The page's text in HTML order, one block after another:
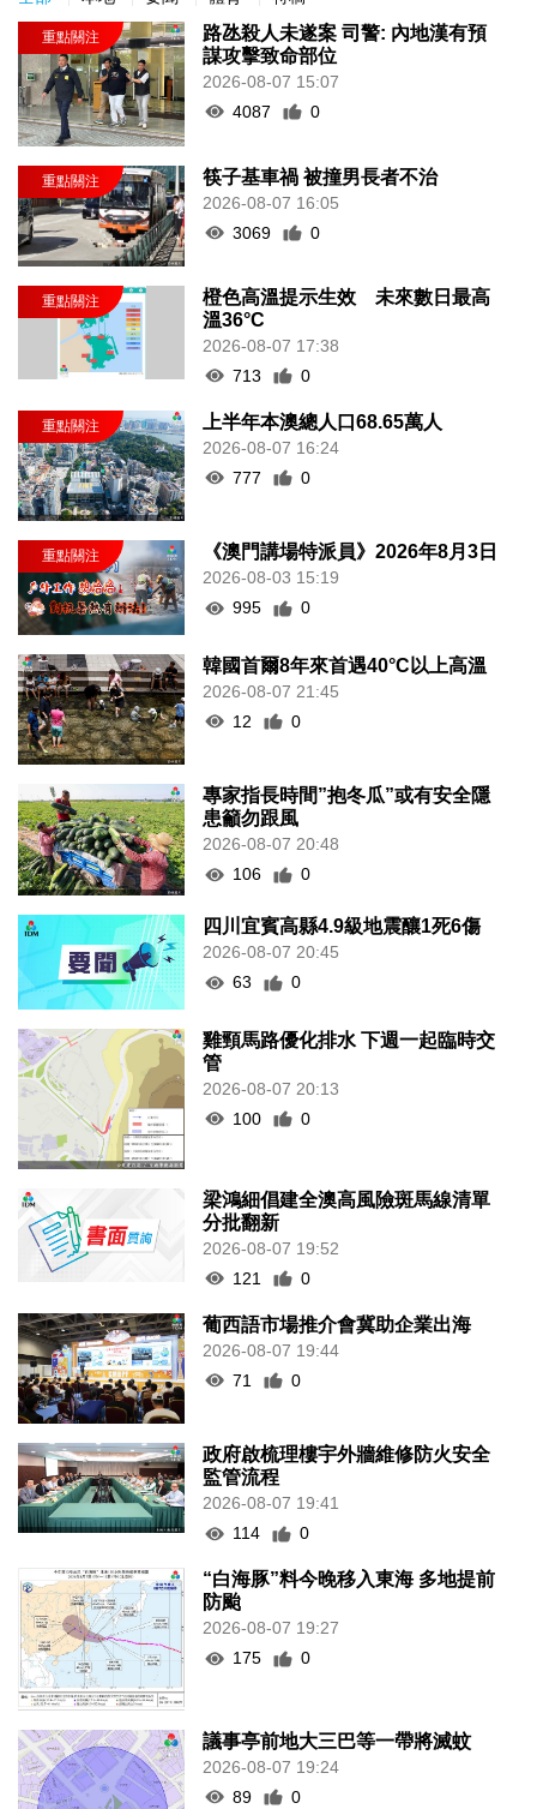
路氹殺人未遂案 司警: 內地漢有預
謀攻擊致命部位
2026-08-07 15:07
4087
0
筷子基車禍 被撞男長者不治
2026-08-07 16:05
3069
0
橙色高溫提示生效 未來數日最高
溫36°C
2026-08-07 17:38
713
0
上半年本澳總人口68.65萬人
2026-08-07 16:24
777
0
《澳門講場特派員》2026年8月3日
2026-08-03 15:19
995
0
韓國首爾8年來首遇40°C以上高溫
2026-08-07 21:45
12
0
專家指長時間”抱冬瓜”或有安全隱
患籲勿跟風
2026-08-07 20:48
106
0
四川宜賓高縣4.9級地震釀1死6傷
2026-08-07 20:45
63
0
雞頸馬路優化排水 下週一起臨時交
管
2026-08-07 20:13
100
0
梁鴻細倡建全澳高風險斑馬線清單
分批翻新
2026-08-07 19:52
121
0
葡西語市場推介會冀助企業出海
2026-08-07 19:44
71
0
政府啟梳理樓宇外牆維修防火安全
監管流程
2026-08-07 19:41
114
0
“白海豚”料今晚移入東海 多地提前
防颱
2026-08-07 19:27
175
0
議事亭前地大三巴等一帶將滅蚊
2026-08-07 19:24
89
0